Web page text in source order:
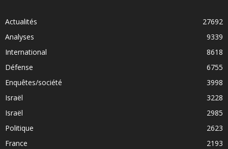
Actualités
27692
Analyses
9339
International
8618
Défense
6755
Enquêtes/société
3998
Israël
3228
Israël
2985
Politique
2623
France
2193